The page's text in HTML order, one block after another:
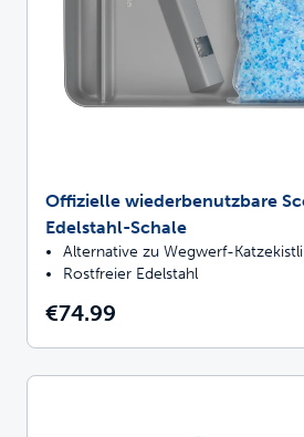
Offizielle wiederbenutzbare
Edelstahl-Schale
Alternative zu Wegwerf-Katzekistli
Rostfreier Edelstahl
€74.99